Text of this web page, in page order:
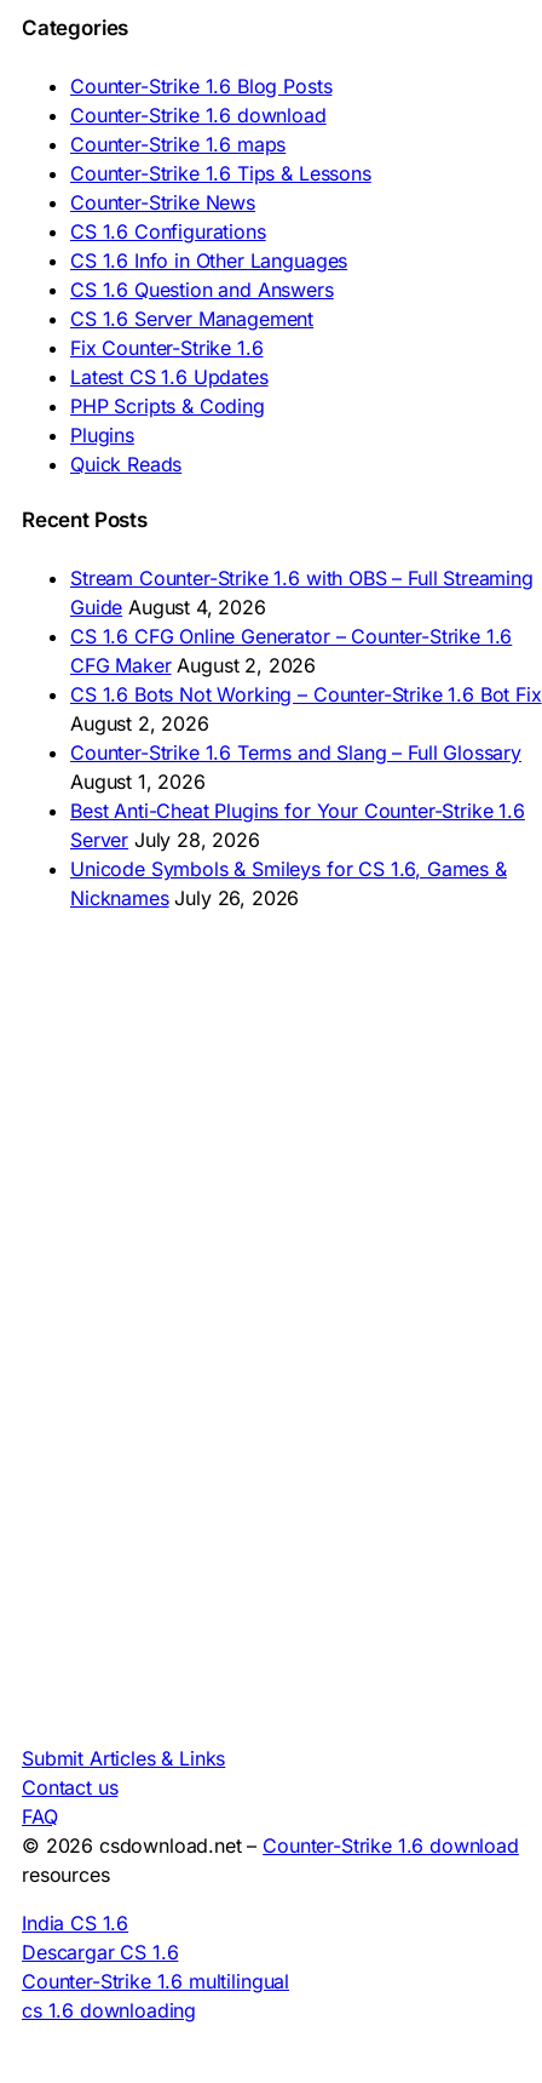
🇵🇹 Descarregar CS 1.6
🇷🇺 Скачать CS 1.6
🇷🇸 Preuzmi CS 1.6
🇸🇰 Stiahnuť CS 1.6
🇸🇮 Prenesi CS 1.6
🇪🇸 Descargar CS 1.6
🇪🇸 Deskargatu CS 1.6
🇸🇪 Ladda ner CS 1.6
🇹🇷 CS 1.6 İndir
🇺🇦 Завантажити CS 1.6
ASIA & AFRICA
🇦🇿 CS 1.6 Yüklə
🇬🇪 CS 1.6 ჩამოტვირთვა
🇮🇳 CS 1.6 डाउनलोड
🇮🇩 Unduh CS 1.6
🇲🇾 CS 1.6 Muat Turun
🇲🇳 CS 1.6 Татах
🇵🇭 I-download CS 1.6
🇿🇦 Laai CS 1.6 af
AMERICAS
🇦🇷 Descargar CS 1.6
🇦🇷 CS 1.6 Edición Arg
🇧🇷 Baixar CS 1.6
🇵🇪 Descargar CS 1.6
Categories
Counter-Strike 1.6 Blog Posts
Counter-Strike 1.6 download
Counter-Strike 1.6 maps
Counter-Strike 1.6 Tips & Lessons
Counter-Strike News
CS 1.6 Configurations
CS 1.6 Info in Other Languages
CS 1.6 Question and Answers
CS 1.6 Server Management
Fix Counter-Strike 1.6
Latest CS 1.6 Updates
PHP Scripts & Coding
Plugins
Quick Reads
Recent Posts
Stream Counter-Strike 1.6 with OBS – Full Streaming
Guide August 4, 2026
CS 1.6 CFG Online Generator – Counter-Strike 1.6
CFG Maker August 2, 2026
CS 1.6 Bots Not Working – Counter-Strike 1.6 Bot Fix
August 2, 2026
Counter-Strike 1.6 Terms and Slang – Full Glossary
August 1, 2026
Best Anti-Cheat Plugins for Your Counter-Strike 1.6
Server July 28, 2026
Unicode Symbols & Smileys for CS 1.6, Games &
Nicknames July 26, 2026
Submit Articles & Links
Contact us
FAQ
© 2026 csdownload.net – Counter-Strike 1.6 download
resources
India CS 1.6
Descargar CS 1.6
Counter-Strike 1.6 multilingual
cs 1.6 downloading